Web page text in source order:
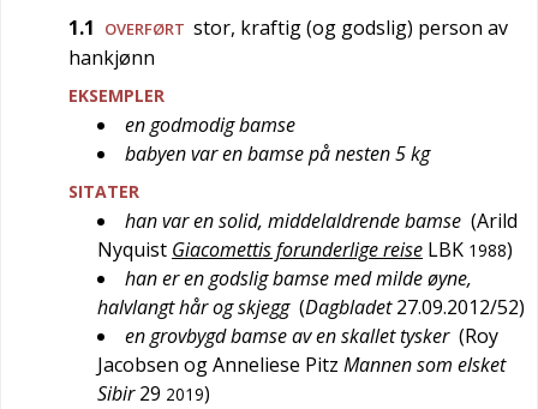
1.1
OVERFØRT stor, kraftig (og godslig) person av
hankjønn
EKSEMPLER
en godmodig bamse
babyen var en bamse på nesten 5 kg
SITATER
han var en solid, middelaldrende bamse (Arild
Nyquist Giacomettis forunderlige reise LBK 1988)
han er en godslig bamse med milde øyne,
halvlangt hår og skjegg (Dagbladet 27.09.2012/52)
en grovbygd bamse av en skallet tysker (Roy
Jacobsen og Anneliese Pitz Mannen som elsket
Sibir 29 2019)